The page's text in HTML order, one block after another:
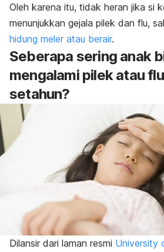
Oleh karena itu, tidak heran jika si
menunjukkan gejala pilek dan flu,
hidung meler atau berair.
Seberapa sering anak
mengalami pilek atau
setahun?
Dilansir dari laman resmi University